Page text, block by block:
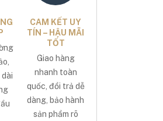
dài
CAM KẾT UY
TÍN – HẬU MÃI
TỐT
Giao hàng
nhanh toàn
quốc, đổi trả dễ
dàng, bảo hành
sản phẩm rõ